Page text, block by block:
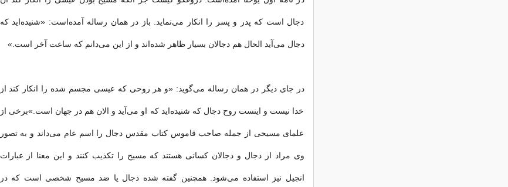
دجال است که پدر و پسر را انکار می‌نماید. باز در همان رساله آمده‌است: «شنیده‌اید که
دجال می‌آید الحال هم دجالان بسیار ظاهر شده‌اند و از این می‌دانم که ساعت آخر است.»
در جای دیگر در همان رساله می‌گوید: «و هر روحی که عیسی مجسم شده را انکار کند از
خدا نیست و اینست روح دجال که شنیده‌اید که او می‌آید و الان هم در جهان است.»برخی از
علمای مسیحی از جمله صاحب قاموس کتاب مقدس دجال را اسم عام می‌داند و به تصور
وی مراد از دجال و دجالان کسانی هستند که مسیح را تکذیب کنند و این معنا از عبارات
انجیل نیز استفاده می‌شود. همچنین گفته شده دجال یا ضد مسیح شخصی است که در